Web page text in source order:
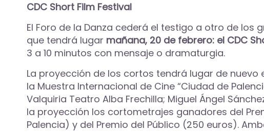
CDC Short Film Festival
El Foro de la Danza cederá el testigo a otro de
que tendrá lugar mañana, 20 de febrero: el CDC
3 a 10 minutos con mensaje o dramaturgia.
La proyección de los cortos tendrá lugar de
la Muestra Internacional de Cine “Ciudad de
Valquiria Teatro Alba Frechilla; Miguel Ángel
la proyección los cortometrajes ganadores del
Palencia) y del Premio del Público (250 euros).